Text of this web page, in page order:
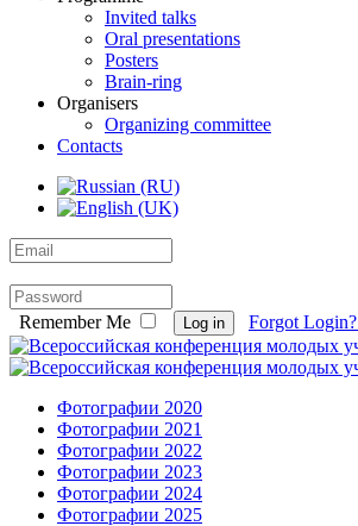
Invited talks
Oral presentations
Posters
Brain-ring
Organisers
Organizing committee
Contacts
Remember Me Log in Forgot Login?
Фотографии 2020
Фотографии 2021
Фотографии 2022
Фотографии 2023
Фотографии 2024
Фотографии 2025